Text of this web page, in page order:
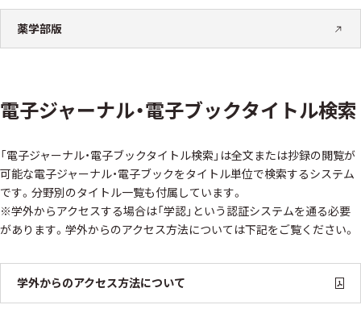
薬学部版
電子ジャーナル・電子ブックタイトル検索
「電子ジャーナル・電子ブックタイトル検索」は全文または抄録の閲覧が
可能な電子ジャーナル・電子ブックをタイトル単位で検索するシステム
です。分野別のタイトル一覧も付属しています。
※学外からアクセスする場合は「学認」という認証システムを通る必要
があります。学外からのアクセス方法については下記をご覧ください。
学外からのアクセス方法について